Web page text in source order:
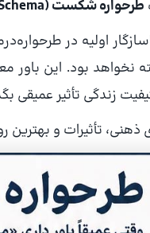
طرحواره شکست (Failure Schema)
طرحواره ناسازگار اولیه
نخواهد بود. این
زندگی تأثیر عمیقی
ذهنی، تأثیرات و